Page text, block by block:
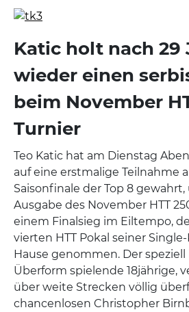
Katic holt nach 29
wieder einen
beim November
Turnier
Teo Katic hat am Dienstag
auf eine erstmalige Teilnahme
Saisonfinale der Top 8
Ausgabe des November HTT
einem Finalsieg im Eiltempo,
vierten HTT Pokal seiner
Hause genommen. Der
Überform spielende 18jährige,
über weite Strecken völlig
chancenlosen Christopher